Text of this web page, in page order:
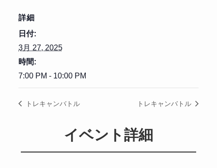
詳細
日付:
3月 27, 2025
時間:
7:00 PM - 10:00 PM
トレキャンバトル トレキャンバトル
イベント詳細